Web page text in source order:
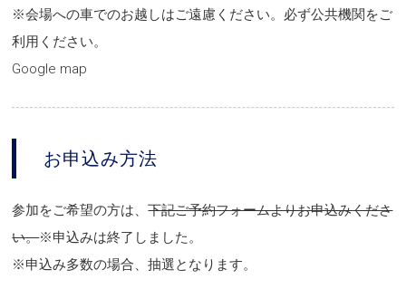
※会場への車でのお越しはご遠慮ください。必ず公共機関をご
利用ください。
Google map
お申込み方法
参加をご希望の方は、下記ご予約フォームよりお申込みくださ
い。※申込みは終了しました。
※申込み多数の場合、抽選となります。